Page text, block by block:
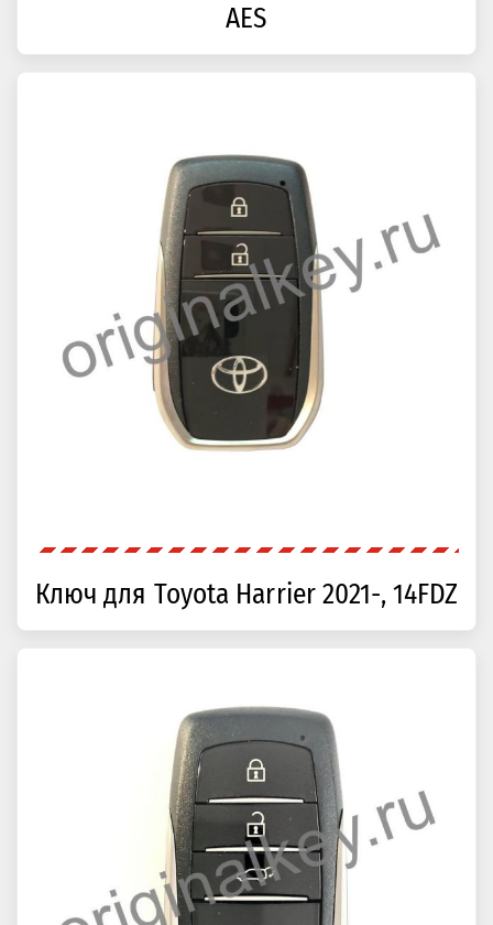
AES
Ключ для Toyota Harrier 2021-, 14FDZ